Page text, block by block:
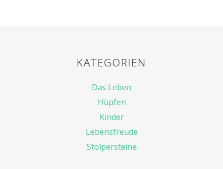
KATEGORIEN
Das Leben
Hüpfen
Kinder
Lebensfreude
Stolpersteine